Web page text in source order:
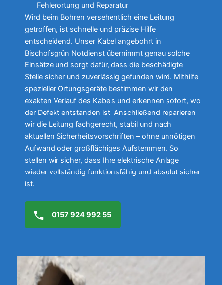
Fehlerortung und Reparatur
Wird beim Bohren versehentlich eine Leitung
getroffen, ist schnelle und präzise Hilfe
entscheidend. Unser Kabel angebohrt in
Bischofsgrün Notdienst übernimmt genau solche
Einsätze und sorgt dafür, dass die beschädigte
Stelle sicher und zuverlässig gefunden wird. Mithilfe
spezieller Ortungsgeräte bestimmen wir den
exakten Verlauf des Kabels und erkennen sofort, wo
der Defekt entstanden ist. Anschließend reparieren
wir die Leitung fachgerecht, stabil und nach
aktuellen Sicherheitsvorschriften – ohne unnötigen
Aufwand oder großflächiges Aufstemmen. So
stellen wir sicher, dass Ihre elektrische Anlage
wieder vollständig funktionsfähig und absolut sicher
ist.
0157 924 992 55